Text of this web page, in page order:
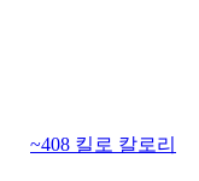
~408 킬로 칼로리